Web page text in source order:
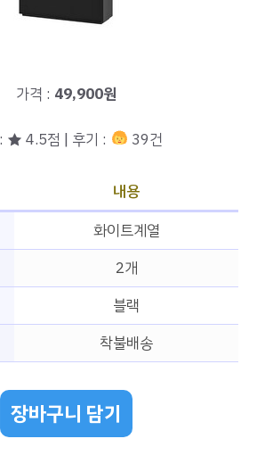
가격 : 49,900원
★ 4.5점 | 후기 : 39건
내용
화이트계열
2개
블랙
착불배송
장바구니 담기